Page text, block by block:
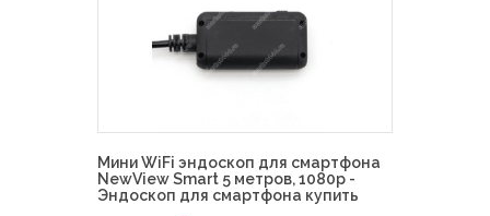
Мини WiFi эндоскоп для смартфона
NewView Smart 5 метров, 1080p -
Эндоскоп для смартфона купить